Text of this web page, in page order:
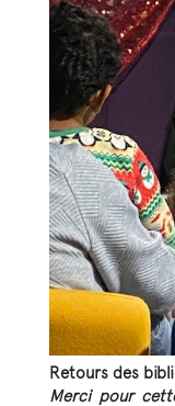
Retours des
Merci pour